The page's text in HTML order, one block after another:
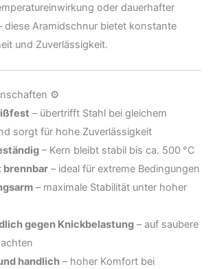
oder dauerhafter
diese Aramidschnur bietet konstante
und Zuverlässigkeit.
⚙️
– übertrifft Stahl bei gleichem
sorgt für hohe Zuverlässigkeit
– Kern bleibt stabil bis ca. 500 °C
brennbar– ideal für extreme Bedingungen
– maximale Stabilität unter hoher
gegen Knickbelastung– auf saubere
handlich– hoher Komfort bei